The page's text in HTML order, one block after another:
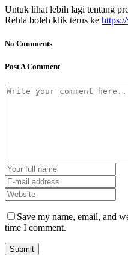
Untuk lihat lebih lagi tentang
Rehla boleh klik terus ke
No Comments
Post A Comment
Save my name, email, and
time I comment.